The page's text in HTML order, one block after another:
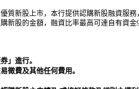
質新股上市，本行提供認購新股融資服
新股的金額，融資比率最高可達自有資金
」進行。
徵費及其他任何費用。